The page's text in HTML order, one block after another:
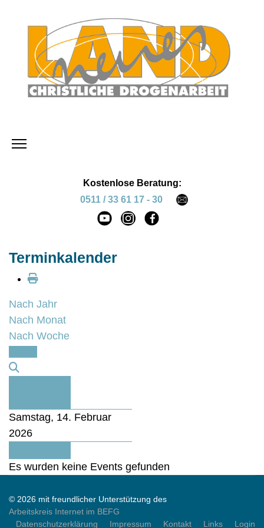
Kostenlose Beratung:
0511 / 33 61 17 - 30
Terminkalender
Nach Jahr
Nach Monat
Nach Woche
Samstag, 14. Februar
2026
Es wurden keine Events gefunden
© 2026 mit freundlicher Unterstützung des
Arbeitskreis Internet im BEFG
Datenschutzerklärung
Impressum Kontakt Links Login